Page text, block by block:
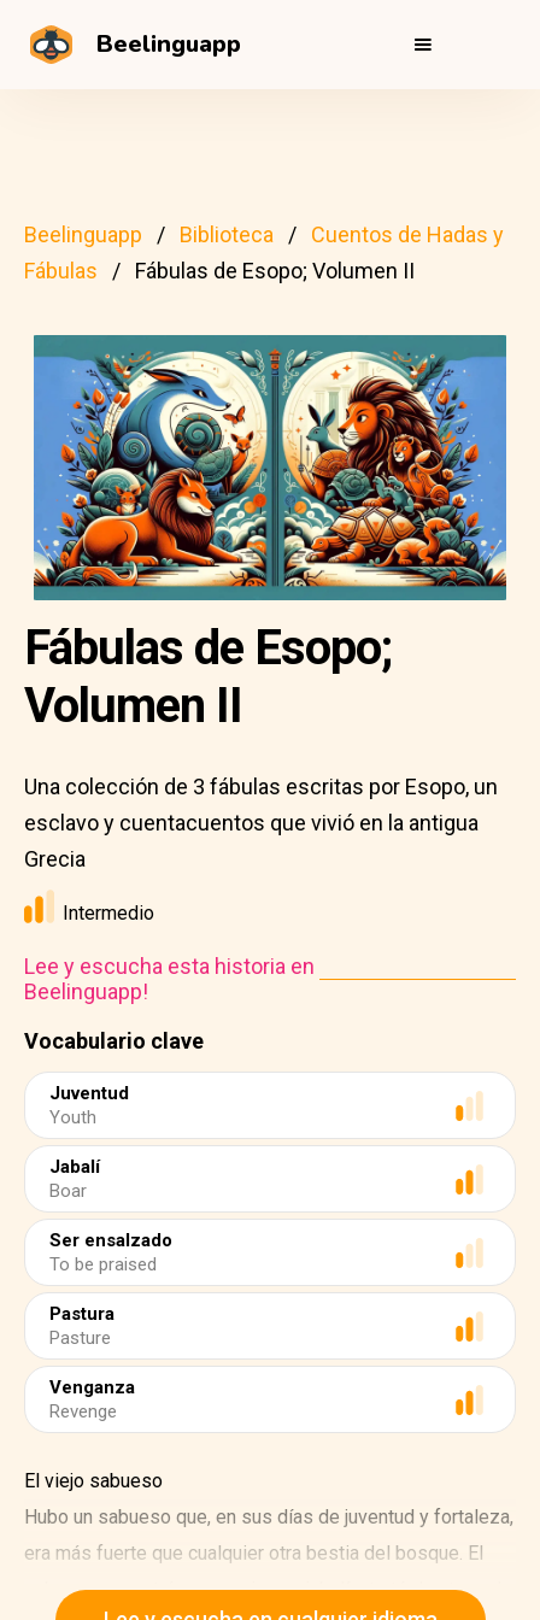
Beelinguapp
Beelinguapp Biblioteca
Cuentos de Hadas y
Fábulas
Fábulas de Esopo; Volumen II
Vocabulario clave
Juventud
Youth
Jabalí
Boar
Ser ensalzado
To be praised
Pastura
Pasture
Venganza
Revenge
Fábulas de Esopo;
Volumen II
Una colección de 3 fábulas escritas por Esopo, un
esclavo y cuentacuentos que vivió en la antigua
Grecia
Intermedio
Lee y escucha esta historia en
Beelinguapp!
El viejo sabueso
Hubo un sabueso que, en sus días de juventud y fortaleza,
era más fuerte que cualquier otra bestia del bosque. El
sabueso encontró en su vejez un jabalí y trató de atraparlo.